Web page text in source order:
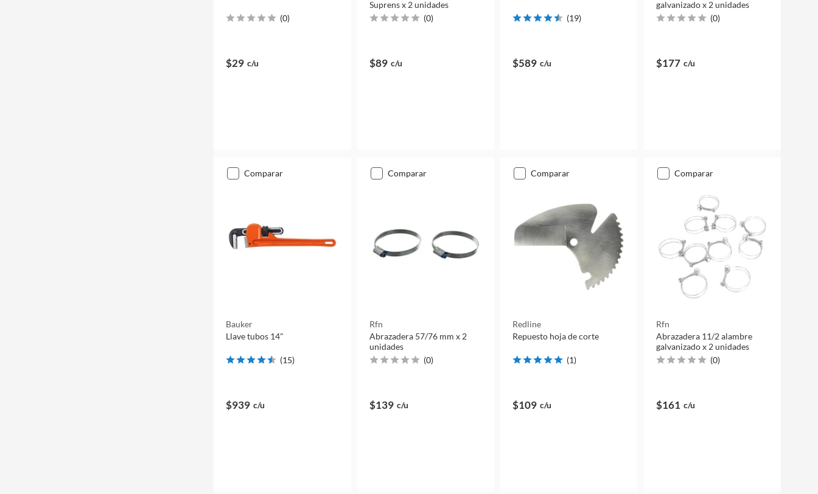
(0)
$29 c/u
Suprens x 2 unidades
(0)
$89 c/u
(19)
$589 c/u
galvanizado x 2 unidades
(0)
$177 c/u
comparar
Bauker
Llave tubos 14"
(15)
$939 c/u
comparar
Rfn
Abrazadera 57/76 mm x 2
unidades
(0)
$139 c/u
comparar
Redline
Repuesto hoja de corte
(1)
$109 c/u
comparar
Rfn
Abrazadera 11/2 alambre
galvanizado x 2 unidades
(0)
$161 c/u